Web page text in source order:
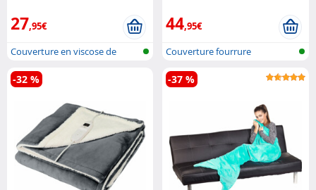
27,95€
Couverture en viscose de
bambou
44,95€
Couverture fourrure
-32 % -37 %